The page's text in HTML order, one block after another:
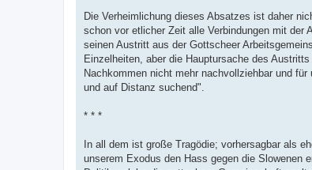
Die Verheimlichung dieses Absatzes ist daher
schon vor etlicher Zeit alle Verbindungen mit
seinen Austritt aus der Gottscheer
Einzelheiten, aber die Hauptursache des
Nachkommen nicht mehr nachvollziehbar und
und auf Distanz suchend".
* * *
In all dem ist große Tragödie; vorhersagbar als
unserem Exodus den Hass gegen die Slowenen